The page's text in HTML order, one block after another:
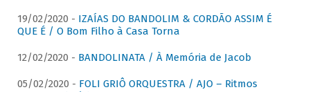
19/02/2020 - IZAÍAS DO BANDOLIM & CORDÃO ASSIM É
QUE É / O Bom Filho à Casa Torna
12/02/2020 - BANDOLINATA / À Memória de Jacob
05/02/2020 - FOLI GRIÔ ORQUESTRA / AJO – Ritmos